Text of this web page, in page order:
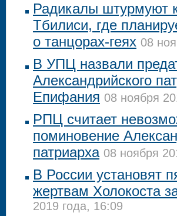
Радикалы штурмуют
Тбилиси, где
о танцорах-геях 08
В УПЦ назвали
Александрийского
Епифания 08 ноября
РПЦ считает
поминовение
патриарха 08 ноября
В России установят
жертвам Холокоста
2019 года, 16:09